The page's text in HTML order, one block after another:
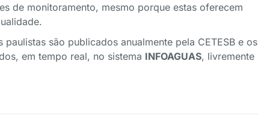
de monitoramento, mesmo porque estas oferecem
são publicados anualmente pela CETESB e os
em tempo real, no sistema INFOAGUAS, livremente